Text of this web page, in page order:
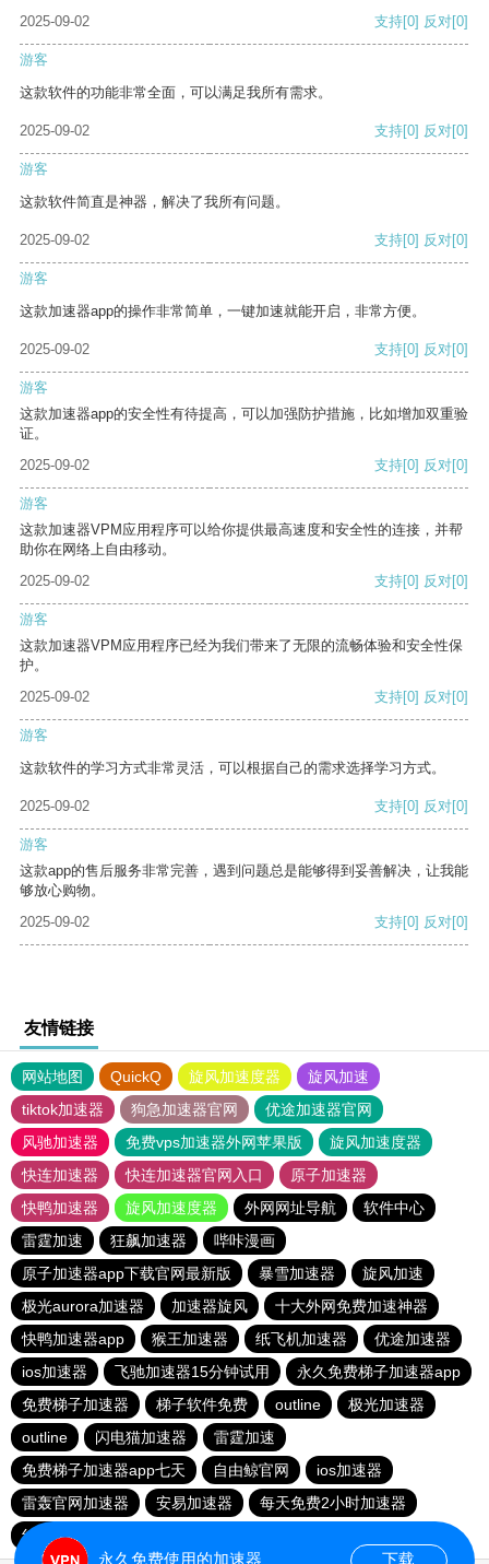
2025-09-02
支持[0] 反对[0]
游客
这款软件的功能非常全面，可以满足我所有需求。
2025-09-02 支持[0] 反对[0]
游客
这款软件简直是神器，解决了我所有问题。
2025-09-02 支持[0] 反对[0]
游客
这款加速器app的操作非常简单，一键加速就能开启，非常方便。
2025-09-02 支持[0] 反对[0]
游客
这款加速器app的安全性有待提高，可以加强防护措施，比如增加双重验
证。
2025-09-02
支持[0] 反对[0]
游客
这款加速器VPM应用程序可以给你提供最高速度和安全性的连接，并帮
助你在网络上自由移动。
2025-09-02
支持[0] 反对[0]
游客
这款加速器VPM应用程序已经为我们带来了无限的流畅体验和安全性保
护。
2025-09-02
支持[0] 反对[0]
游客
这款软件的学习方式非常灵活，可以根据自己的需求选择学习方式。
2025-09-02 支持[0] 反对[0]
游客
这款app的售后服务非常完善，遇到问题总是能够得到妥善解决，让我能
够放心购物。
2025-09-02
支持[0] 反对[0]
友情链接
网站地图 QuickQ 旋风加速度器
旋风加速
tiktok加速器
狗急加速器官网
优途加速器官网
风驰加速器
免费vps加速器外网苹果版
旋风加速度器
快连加速器
快连加速器官网入口
原子加速器
快鸭加速器
旋风加速度器 外网网址导航
软件中心
雷霆加速
狂飙加速器
哔咔漫画
原子加速器app下载官网最新版
暴雪加速器
旋风加速
极光aurora加速器
加速器旋风
十大外网免费加速神器
快鸭加速器app
猴王加速器 纸飞机加速器
优途加速器
ios加速器
飞驰加速器15分钟试用
永久免费梯子加速器app
免费梯子加速器
梯子软件免费 outline
极光加速器
outline
闪电猫加速器
雷霆加速
免费梯子加速器app七天
自由鲸官网
ios加速器
雷轰官网加速器
安易加速器
每天免费2小时加速器
红海pro加速器
永久免费使用的加速器 下载